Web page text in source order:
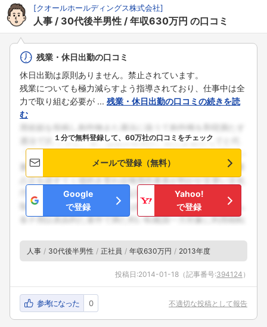
[クオールホールディングス株式会社]
人事 30代後半男性 年収630万円 の口コミ
残業・休日出勤の口コミ
休日出勤は原則ありません。禁止されています。
残業についても極力減らすよう指導されており、仕事中は全
力で取り組む必要が ... 残業・休日出勤の口コミの続きを読
む
１分で無料登録して、60万社の口コミをチェック
メールで登録（無料）
Google
で登録
Yahoo!
で登録
人事 30代後半男性 正社員 年収630万円 2013年度
投稿日:2014-01-18 （記事番号:394124 ）
参考になった 0 不適切な投稿として報告